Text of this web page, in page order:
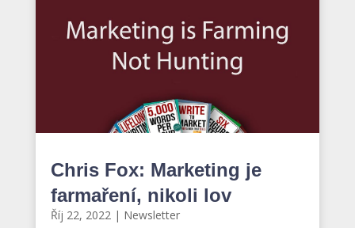
Chris Fox: Marketing je
farmaření, nikoli lov
Říj 22, 2022| Newsletter